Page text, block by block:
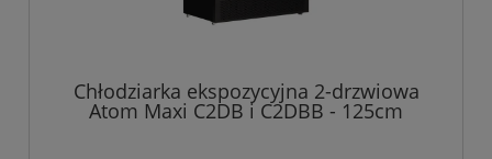
Chłodziarka ekspozycyjna 2-drzwiowa
Atom Maxi C2DB i C2DBB - 125cm